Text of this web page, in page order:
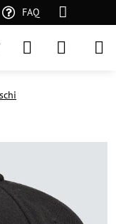
FAQ